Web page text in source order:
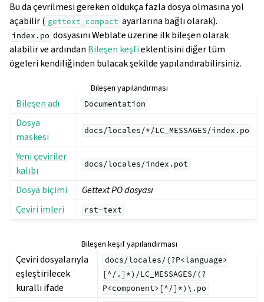
navigation of Yapılandırma yönergesi
Bu da çevrilmesi gereken oldukça fazla dosya olmasına yol
açabilir ( gettext_compact ayarlarına bağlı olarak).
index.po dosyasını Weblate üzerine ilk bileşen olarak
alabilir ve ardından Bileşen keşfieklentisini diğer tüm
ögeleri kendiliğinden bulacak şekilde yapılandırabilirsiniz.
Bileşen yapılandırması
Bileşen adı Documentation
Dosya
maskesi
docs/locales/*/LC_MESSAGES/index.po
Yeni çeviriler
kalıbı
docs/locales/index.pot
Dosya biçimi
Gettext PO dosyası
Çeviri imleri
rst-text
Bileşen keşif yapılandırması
Çeviri dosyalarıyla
eşleştirilecek
kurallı ifade
docs/locales/(?P<language>
[^/.]*)/LC_MESSAGES/(?
P<component>[^/]*)\.po